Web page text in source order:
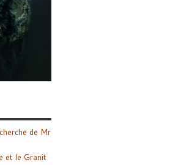
de Mr
et le Granit